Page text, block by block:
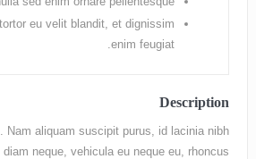
eu velit blandit, et dignissim
enim feugiat.
Description
Nam aliquam suscipit purus, id lacinia nibh
neque, vehicula eu neque eu, rhoncus